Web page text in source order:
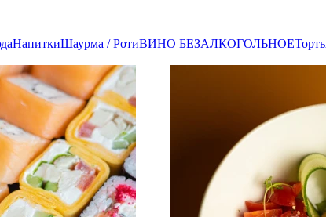
НапиткиШаурма / РотиВИНО БЕЗАЛКОГОЛЬНОЕ